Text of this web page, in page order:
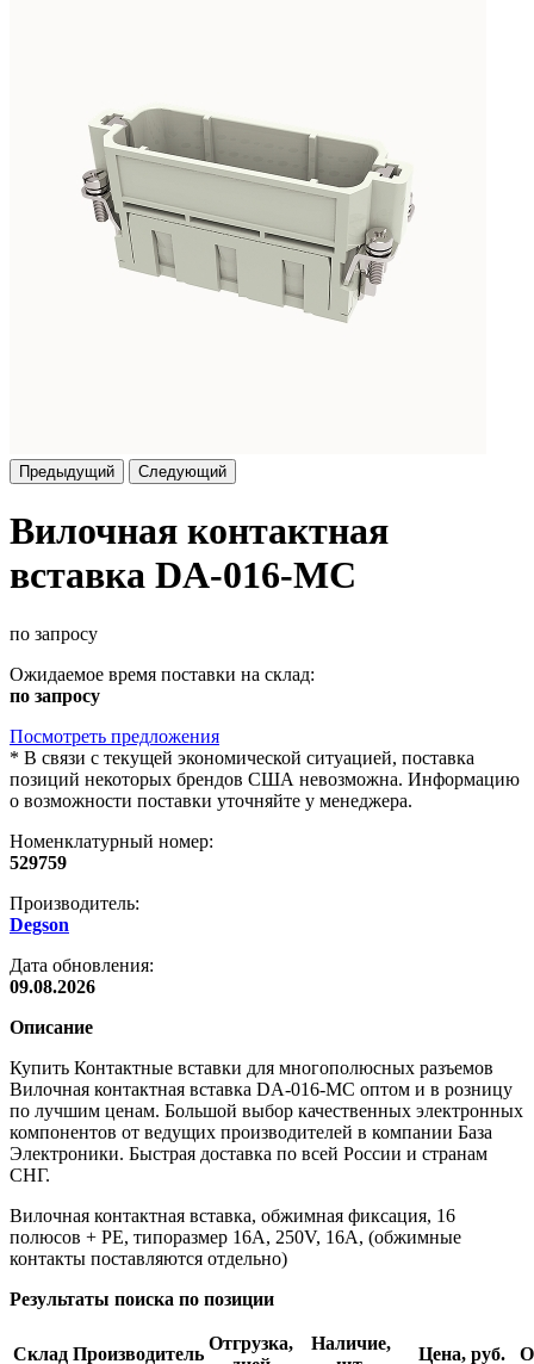
Предыдущий Следующий
Вилочная контактная
вставка DA-016-MC
по запросу
Ожидаемое время поставки на склад:
по запросу
Посмотреть предложения
* В связи с текущей экономической ситуацией, поставка
позиций некоторых брендов США невозможна. Информацию
о возможности поставки уточняйте у менеджера.
Номенклатурный номер:
529759
Производитель:
Degson
Дата обновления:
09.08.2026
Описание
Купить Контактные вставки для многополюсных разъемов
Вилочная контактная вставка DA-016-MC оптом и в розницу
по лучшим ценам. Большой выбор качественных электронных
компонентов от ведущих производителей в компании База
Электроники. Быстрая доставка по всей России и странам
СНГ.
Вилочная контактная вставка, обжимная фиксация, 16
полюсов + PE, типоразмер 16A, 250V, 16A, (обжимные
контакты поставляются отдельно)
Результаты поиска по позиции
Склад Производитель
Отгрузка,
Наличие,
Цена, руб.